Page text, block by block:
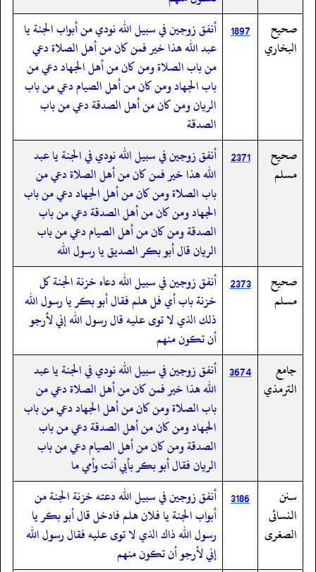
صحيح
البخاري
1897
أنفق زوجين في سبيل الله نودي من أبواب الجنة يا
عبد الله هذا خير فمن كان من أهل الصلاة دعي
من باب الصلاة ومن كان من أهل الجهاد دعي من
باب الجهاد ومن كان من أهل الصيام دعي من باب
الريان ومن كان من أهل الصدقة دعي من باب
الصدقة
صحيح
مسلم
2371
أنفق زوجين في سبيل الله نودي في الجنة يا عبد
الله هذا خير فمن كان من أهل الصلاة دعي من
باب الصلاة ومن كان من أهل الجهاد دعي من باب
الجهاد ومن كان من أهل الصدقة دعي من باب
الصدقة ومن كان من أهل الصيام دعي من باب
الريان قال أبو بكر الصديق يا رسول الله
صحيح
مسلم
2373 أنفق زوجين في سبيل الله دعاه خزنة الجنة كل
خزنة باب أي فل هلم فقال أبو بكر يا رسول الله
ذلك الذي لا توى عليه قال رسول الله إني لأرجو
أن تكون منهم
جامع
الترمذي
3674 أنفق زوجين في سبيل الله نودي في الجنة يا عبد
الله هذا خير فمن كان من أهل الصلاة دعي من
باب الصلاة ومن كان من أهل الجهاد دعي من باب
الجهاد ومن كان من أهل الصدقة دعي من باب
الصدقة ومن كان من أهل الصيام دعي من باب
الريان فقال أبو بكر بأبي أنت وأمي ما
سنن
النسائى
الصغرى
3186
أنفق زوجين في سبيل الله دعته خزنة الجنة من
أبواب الجنة يا فلان هلم فادخل قال أبو بكر يا
رسول الله ذاك الذي لا توى عليه فقال رسول الله
إني لأرجو أن تكون منهم